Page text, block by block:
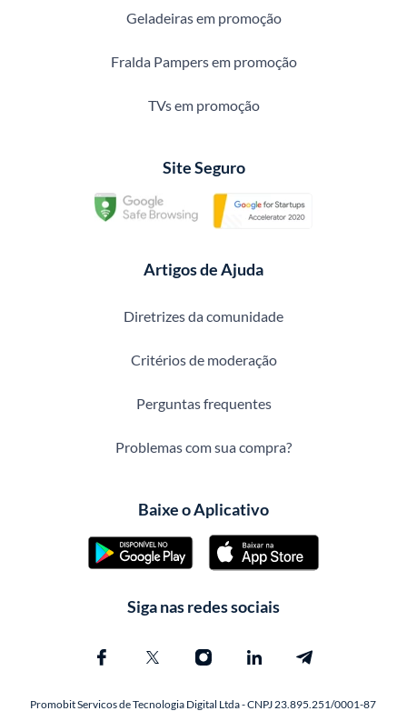
Geladeiras em promoção
Fralda Pampers em promoção
TVs em promoção
Site Seguro
Artigos de Ajuda
Diretrizes da comunidade
Critérios de moderação
Perguntas frequentes
Problemas com sua compra?
Baixe o Aplicativo
Siga nas redes sociais
Promobit Servicos de Tecnologia Digital Ltda - CNPJ 23.895.251/0001-87